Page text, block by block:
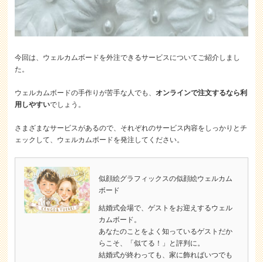
今回は、ウェルカムボードを外注できるサービスについてご紹介しまし
た。
ウェルカムボードの手作りが苦手な人でも、オンラインで注文するなら利
用しやすいでしょう。
さまざまなサービスがあるので、それぞれのサービス内容をしっかりとチ
ェックして、ウェルカムボードを発注してください。
似顔絵グラフィックスの似顔絵ウェルカム
ボード
結婚式会場で、ゲストをお迎えするウェル
カムボード。
あなたのことをよく知っているゲストだか
らこそ、「似てる！」と評判に。
結婚式が終わっても、家に飾ればいつでも